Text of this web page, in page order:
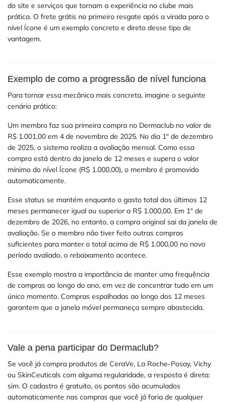
do site e serviços que tornam a experiência no clube mais
prática. O frete grátis no primeiro resgate após a virada para o
nível Ícone é um exemplo concreto e direto desse tipo de
vantagem.
Exemplo de como a progressão de nível funciona
Para tornar essa mecânica mais concreta, imagine o seguinte
cenário prático:
Um membro faz sua primeira compra no Dermaclub no valor de
R$ 1.001,00 em 4 de novembro de 2025. No dia 1º de dezembro
de 2025, o sistema realiza a avaliação mensal. Como essa
compra está dentro da janela de 12 meses e supera o valor
mínimo do nível Ícone (R$ 1.000,00), o membro é promovido
automaticamente.
Esse status se mantém enquanto o gasto total dos últimos 12
meses permanecer igual ou superior a R$ 1.000,00. Em 1º de
dezembro de 2026, no entanto, a compra original sai da janela de
avaliação. Se o membro não tiver feito outras compras
suficientes para manter o total acima de R$ 1.000,00 no novo
período avaliado, o rebaixamento acontece.
Esse exemplo mostra a importância de manter uma frequência
de compras ao longo do ano, em vez de concentrar tudo em um
único momento. Compras espalhadas ao longo dos 12 meses
garantem que a janela móvel permaneça sempre abastecida.
Vale a pena participar do Dermaclub?
Se você já compra produtos de CeraVe, La Roche-Posay, Vichy
ou SkinCeuticals com alguma regularidade, a resposta é direta:
sim. O cadastro é gratuito, os pontos são acumulados
automaticamente nas compras que você já faria de qualquer